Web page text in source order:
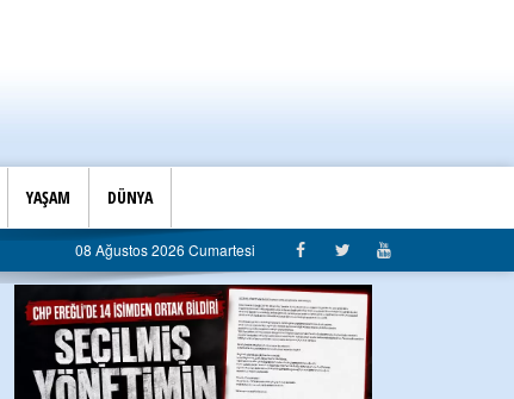
YAŞAM DÜNYA
08 Ağustos 2026 Cumartesi